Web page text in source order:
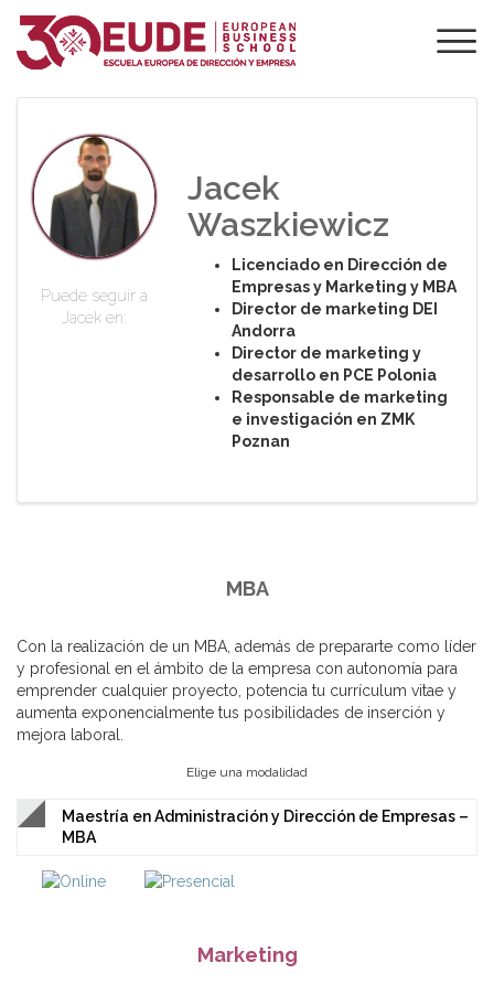
PROFESORADO DE
EUDE
Puede seguir a
Jacek en:
Jacek
Waszkiewicz
Licenciado en Dirección de
Empresas y Marketing y MBA
Director de marketing DEI
Andorra
Director de marketing y
desarrollo en PCE Polonia
Responsable de marketing
e investigación en ZMK
Poznan
MBA
Con la realización de un MBA, además de prepararte como líder
y profesional en el ámbito de la empresa con autonomía para
emprender cualquier proyecto, potencia tu currículum vitae y
aumenta exponencialmente tus posibilidades de inserción y
mejora laboral.
Elige una modalidad
Maestría en Administración y Dirección de Empresas –
MBA
Marketing